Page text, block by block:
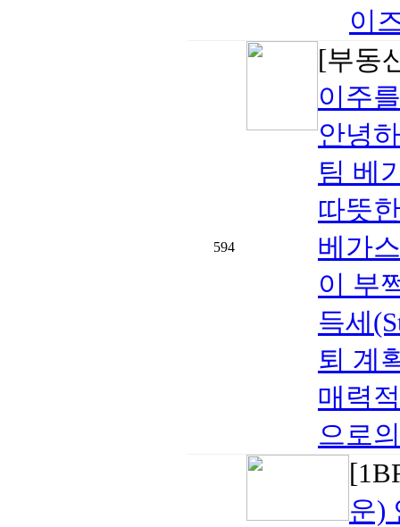
이
594
[부동
이주
안녕
팀 베
따뜻
베가
이 부
득세
퇴 계
매력
으로
운)